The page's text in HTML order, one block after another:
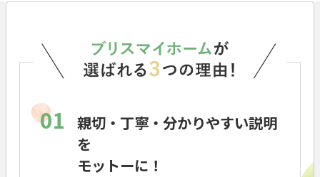
01
親切・丁寧・分かりやすい説明
を
モットーに！